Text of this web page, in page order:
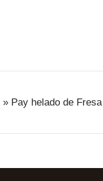
» Pay helado de Fresa